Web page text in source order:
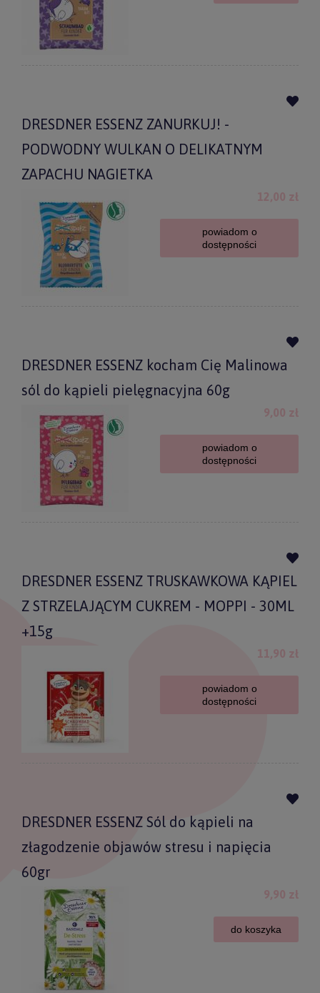
DRESDNER ESSENZ ZANURKUJ! -
PODWODNY WULKAN O DELIKATNYM
ZAPACHU NAGIETKA
12,00 zł
powiadom o
dostępności
DRESDNER ESSENZ kocham Cię Malinowa
sól do kąpieli pielęgnacyjna 60g
9,00 zł
powiadom o
dostępności
DRESDNER ESSENZ TRUSKAWKOWA KĄPIEL
Z STRZELAJĄCYM CUKREM - MOPPI - 30ML
+15g
11,90 zł
powiadom o
dostępności
DRESDNER ESSENZ Sól do kąpieli na
złagodzenie objawów stresu i napięcia
60gr
9,90 zł
do koszyka